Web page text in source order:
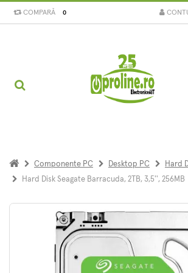
COMPARĂ 0
Componente PC Desktop PC
Hard
Hard Disk Seagate Barracuda, 2TB, 3,5'', 256MB